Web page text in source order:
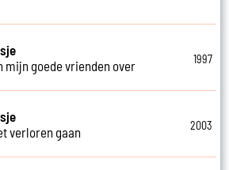
mijn goede vrienden over
1997
verloren gaan
2003